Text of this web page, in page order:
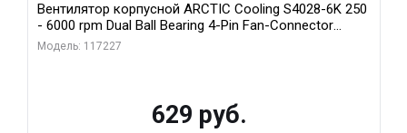
Вентилятор корпусной ARCTIC Cooling S4028-6K 250
- 6000 rpm Dual Ball Bearing 4-Pin Fan-Connector
(ACFAN00185A)
Модель: 117227
629 руб.